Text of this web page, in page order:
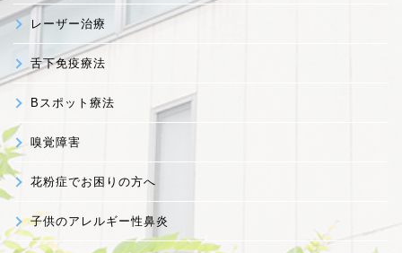
レーザー治療
舌下免疫療法
Bスポット療法
嗅覚障害
花粉症でお困りの方へ
子供のアレルギー性鼻炎